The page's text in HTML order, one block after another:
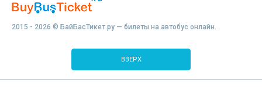
2015 - 2026 © БайБасТикет.ру — билеты на автобус онлайн.
ВВЕРХ